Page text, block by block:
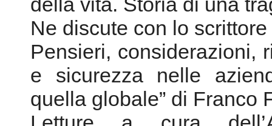
Letture a cura
drammatica “Silvio
Conduce Pier Paolo
Al termine una
“La degustazione s.r.l”